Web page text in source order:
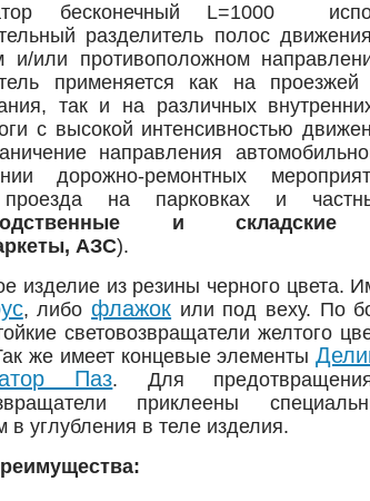
бесконечный L=1000
разделитель полос
и/или противоположном
применяется как на
так и на различных
с высокой интенсивностью
направления
дорожно-ремонтных
на парковках и
и складские
АЗС).
изделие из резины черного цвета.
, либофлажок или под веху. По
световозвращатели желтого
же имеет концевые элементы
Паз. Для
приклеены
в углубления в теле изделия.